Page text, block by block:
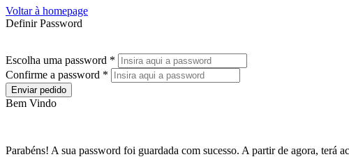
Voltar à homepage
Definir Password
Escolha uma password *
Confirme a password *
Enviar pedido
Bem Vindo
Parabéns! A sua password foi guardada com sucesso. A partir de agora, terá